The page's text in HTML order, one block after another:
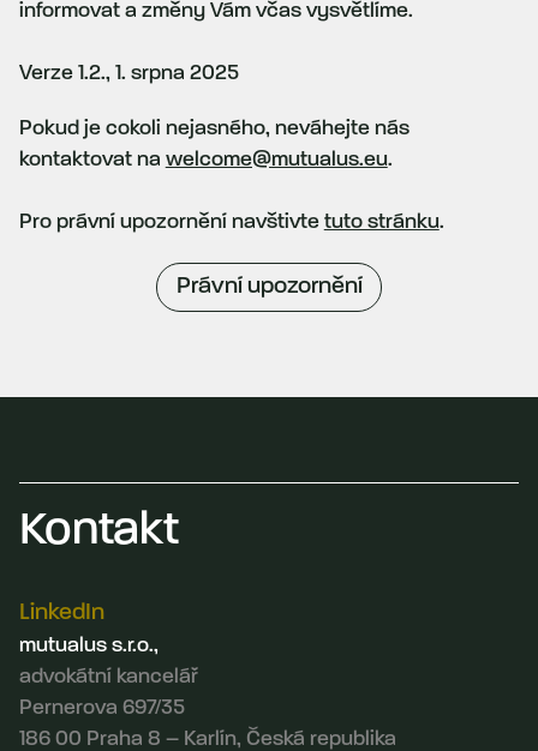
informovat a změny Vám včas vysvětlíme.
Verze 1.2., 1. srpna 2025
Pokud je cokoli nejasného, neváhejte nás
kontaktovat na welcome@mutualus.eu.
Pro právní upozornění navštivte tuto stránku.
Právní upozornění
Kontakt
LinkedIn
mutualus s.r.o.,
advokátní kancelář
Pernerova 697/35
186 00 Praha 8 – Karlín, Česká republika